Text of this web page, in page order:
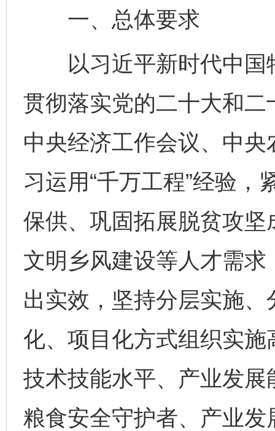
一、总体要求
以习近平新时代中国
贯彻落实党的二十大和
中央经济工作会议、中
习运用“千万工程”经验
保供、巩固拓展脱贫攻
文明乡风建设等人才需
出实效，坚持分层实施
化、项目化方式组织实
技术技能水平、产业发
粮食安全守护者、产业